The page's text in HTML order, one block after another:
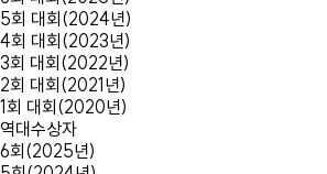
5회 대회(2024년)
4회 대회(2023년)
3회 대회(2022년)
2회 대회(2021년)
1회 대회(2020년)
역대수상자
6회(2025년)